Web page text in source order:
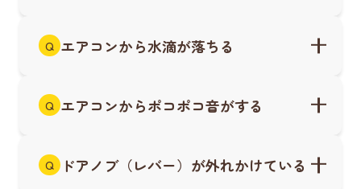
Q エアコンから水滴が落ちる
Q エアコンからポコポコ音がする
Q ドアノブ（レバー）が外れかけている